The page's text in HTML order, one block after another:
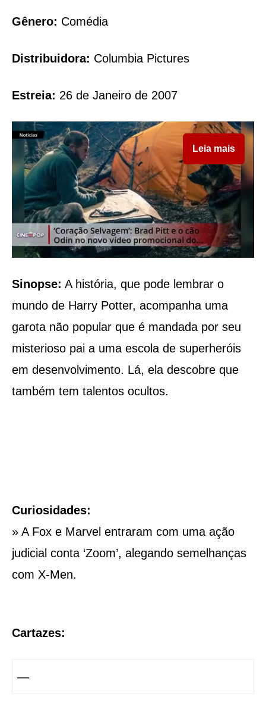
Gênero: Comédia
Distribuidora: Columbia Pictures
Estreia: 26 de Janeiro de 2007
Leia mais
Sinopse: A história, que pode lembrar o
mundo de Harry Potter, acompanha uma
garota não popular que é mandada por seu
misterioso pai a uma escola de superheróis
em desenvolvimento. Lá, ela descobre que
também tem talentos ocultos.
Curiosidades:
» A Fox e Marvel entraram com uma ação
judicial conta ‘Zoom’, alegando semelhanças
com X-Men.
Cartazes:
—